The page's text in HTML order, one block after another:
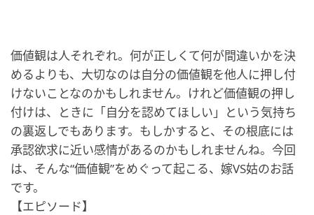
価値観は人それぞれ。何が正しくて何が間違いかを決
めるよりも、大切なのは自分の価値観を他人に押し付
けないことなのかもしれません。けれど価値観の押し
付けは、ときに「自分を認めてほしい」という気持ち
の裏返しでもあります。もしかすると、その根底には
承認欲求に近い感情があるのかもしれませんね。今回
は、そんな“価値観”をめぐって起こる、嫁VS姑のお話
です。
【エピソード】